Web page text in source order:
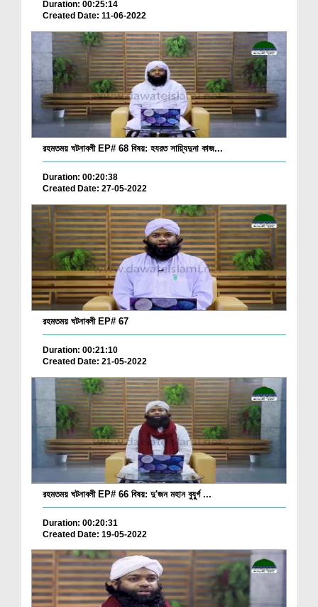
Duration: 00:25:14
Created Date: 11-06-2022
রহমতময় ঘটনাবলী EP# 68 বিষয়: হযরত সায়্যিদুনা কাজ...
Duration: 00:20:38
Created Date: 27-05-2022
রহমতময় ঘটনাবলী EP# 67
Duration: 00:21:10
Created Date: 21-05-2022
রহমতময় ঘটনাবলী EP# 66 বিষয়: দু'জন মহান বুযু্র্গ ...
Duration: 00:20:31
Created Date: 19-05-2022